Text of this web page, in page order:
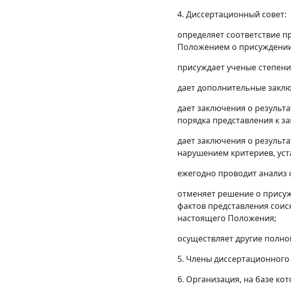
4. Диссертационный совет:
определяет соответствие
Положением о
присуждает ученые
дает дополнительные
дает заключения о
порядка представления к
дает заключения о
нарушением критериев,
ежегодно проводит
отменяет решение о
фактов представления
настоящего Положения;
осуществляет другие
5. Члены
6. Организация, на базе